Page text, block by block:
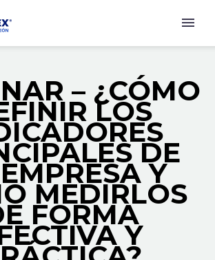
– ¿CÓMO
LOS
DE
Y
MEDIRLOS
FORMA
Y